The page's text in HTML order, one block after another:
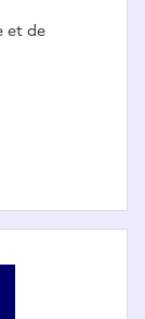
et de
biomédical